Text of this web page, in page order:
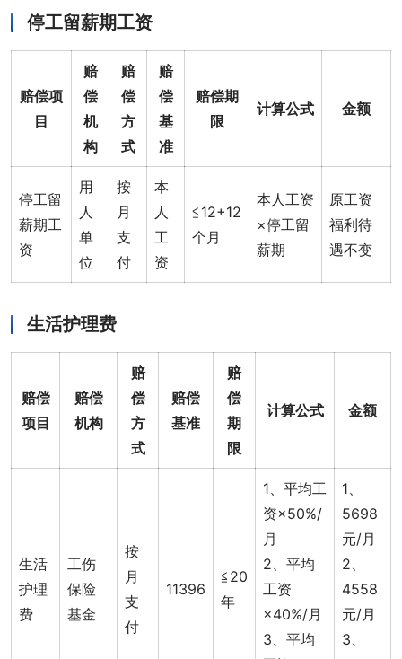
停工留薪期工资
赔偿项
目
赔
偿
机
构
赔
偿
方
式
赔
偿
基
准
赔偿期
限
计算公式 金额
停工留
薪期工
资
用
人
单
位
按
月
支
付
本
人
工
资
≦12+12
个月
本人工资
×停工留
薪期
原工资
福利待
遇不变
生活护理费
赔偿
项目
赔偿
机构
赔
偿
方
式
赔偿
基准
赔
偿
期
限
计算公式 金额
生活
护理
费
工伤
保险
基金
按
月
支
付
11396
≦20
年
1、平均工
资×50%/
月
2、平均
工资
×40%/月
3、平均
1、
5698
元/月
2、
4558
元/月
3、